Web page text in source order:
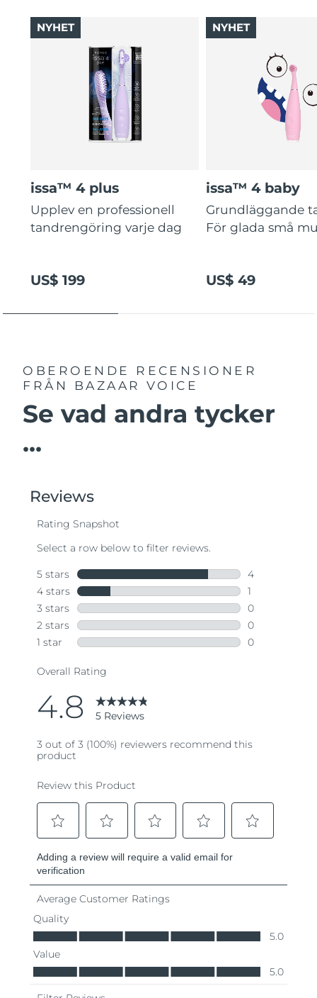
issa™ 4 plus
Upplev en professionell
tandrengöring varje dag
US$ 199
NYHET
issa™ 4 baby
Grundläggande
För glada små
US$ 49
NYHET
OBEROENDE RECENSIONER
FRÅN BAZAAR VOICE
Se vad andra tycker
...